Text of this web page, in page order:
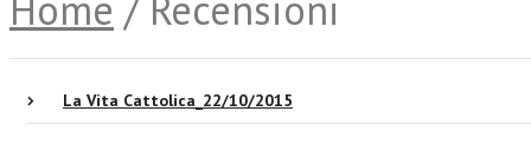
La Vita Cattolica_22/10/2015